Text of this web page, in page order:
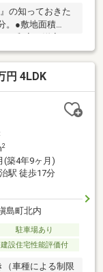
の知っておきた
。●敷地面積
ールは収納スペ
より出入り可能
物施設・サンデ
宇治黄檗公園
円 4LDK
2
(築4年9ヶ月)
駅 徒歩17分
島町北内
駐車場あり
建設住宅性能評価付
車種による制限